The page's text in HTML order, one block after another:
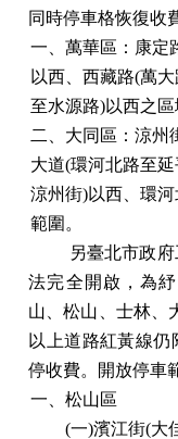
同時停車格恢復收
一、 萬華區：康定
以西、西藏路(萬
至水源路)以西之區
二、大同區：涼州
大道(環河北路至
涼州街)以西、環
範圍。
另臺北市政
法完全開啟，為
山、松山、士林、
以上道路紅黃線
停收費。開放停車
一、松山區
(一)濱江街(大